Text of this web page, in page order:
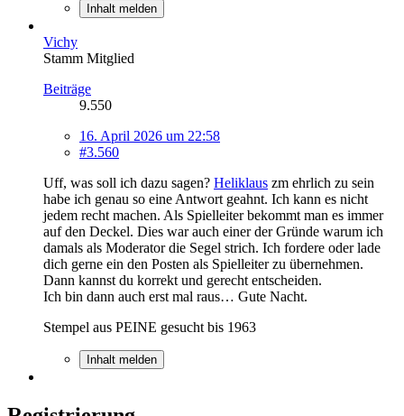
Inhalt melden
Vichy
Stamm Mitglied
Beiträge
9.550
16. April 2026 um 22:58
#3.560
Uff, was soll ich dazu sagen? Heliklaus zm ehrlich zu sein
habe ich genau so eine Antwort geahnt. Ich kann es nicht
jedem recht machen. Als Spielleiter bekommt man es immer
auf den Deckel. Dies war auch einer der Gründe warum ich
damals als Moderator die Segel strich. Ich fordere oder lade
dich gerne ein den Posten als Spielleiter zu übernehmen.
Dann kannst du korrekt und gerecht entscheiden.
Ich bin dann auch erst mal raus… Gute Nacht.
Stempel aus PEINE gesucht bis 1963
Inhalt melden